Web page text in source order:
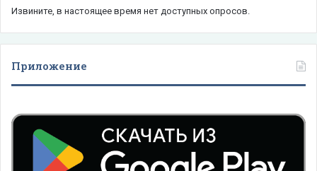
Извините, в настоящее время нет доступных опросов.
Приложение